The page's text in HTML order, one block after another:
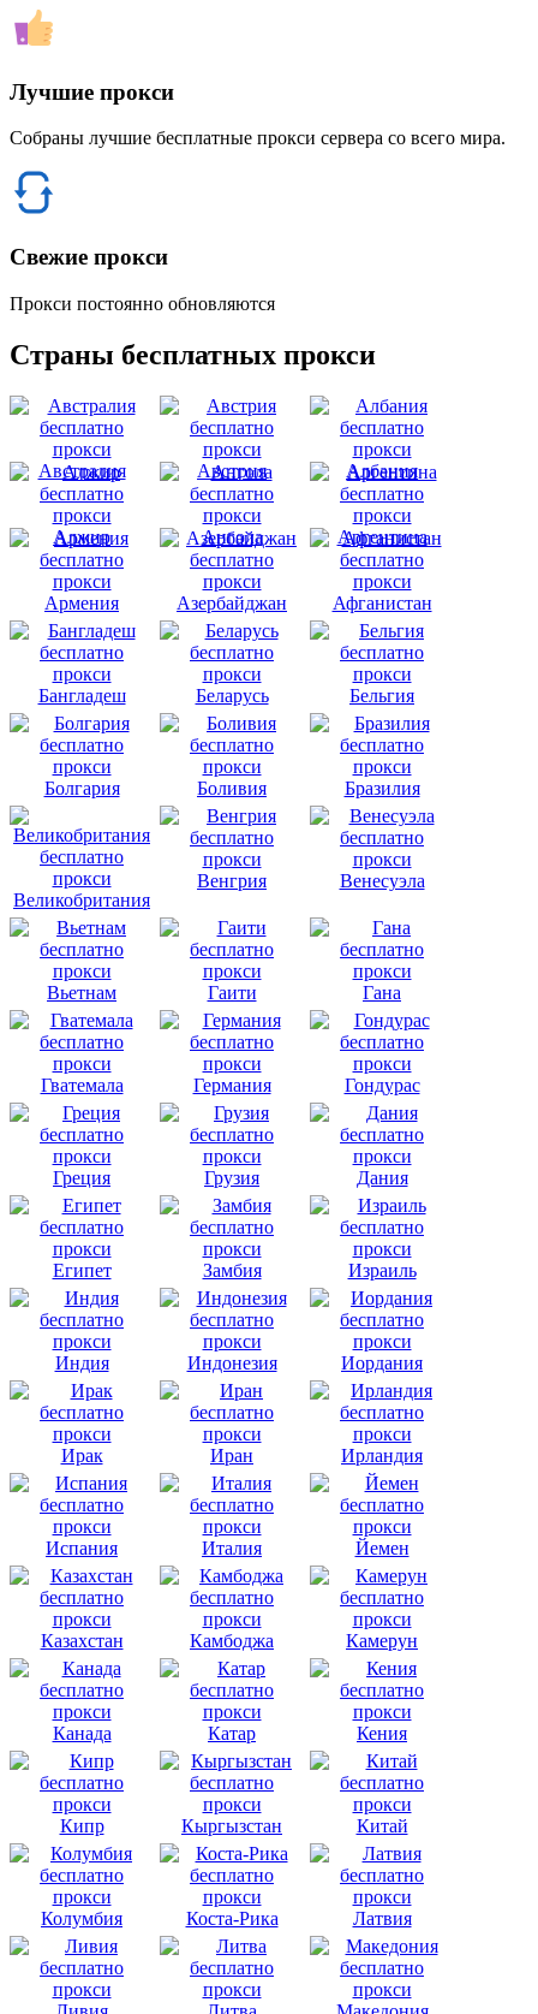
Лучшие прокси
Собраны лучшие бесплатные прокси сервера со всего мира.
Свежие прокси
Прокси постоянно обновляются
Страны бесплатных прокси
Австралия Австрия Албания
Алжир Ангола Аргентина
Армения Азербайджан Афганистан
Бангладеш Беларусь Бельгия
Болгария Боливия Бразилия
Великобритания
Венгрия Венесуэла
Вьетнам Гаити Гана
Гватемала Германия Гондурас
Греция Грузия Дания
Египет Замбия Израиль
Индия Индонезия Иордания
Ирак Иран Ирландия
Испания Италия Йемен
Казахстан Камбоджа Камерун
Канада Катар Кения
Кипр Кыргызстан Китай
Колумбия Коста-Рика Латвия